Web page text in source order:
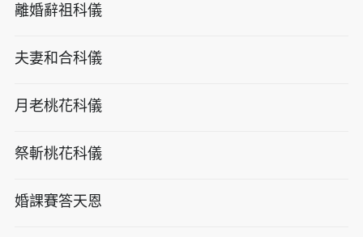
離婚辭祖科儀
夫妻和合科儀
月老桃花科儀
祭斬桃花科儀
婚課賽答天恩